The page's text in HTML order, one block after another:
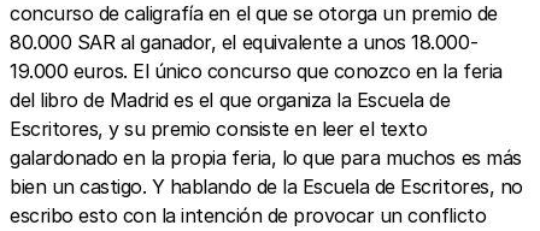
concurso de caligrafía en el que se otorga un premio de
80.000 SAR al ganador, el equivalente a unos 18.000-
19.000 euros. El único concurso que conozco en la feria
del libro de Madrid es el que organiza la Escuela de
Escritores, y su premio consiste en leer el texto
galardonado en la propia feria, lo que para muchos es más
bien un castigo. Y hablando de la Escuela de Escritores, no
escribo esto con la intención de provocar un conflicto